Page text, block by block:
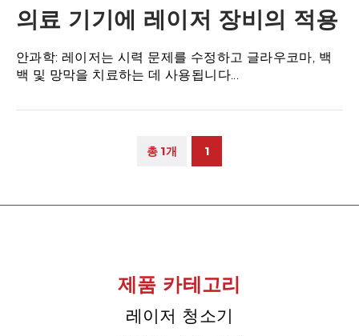
의료 기기에 레이저 장비의 적용
안과학: 레이저는 시력 문제를 수정하고 글라우코마, 백
백 및 망막을 치료하는 데 사용됩니다...
총 1개 1
제품 카테고리
레이저 청소기